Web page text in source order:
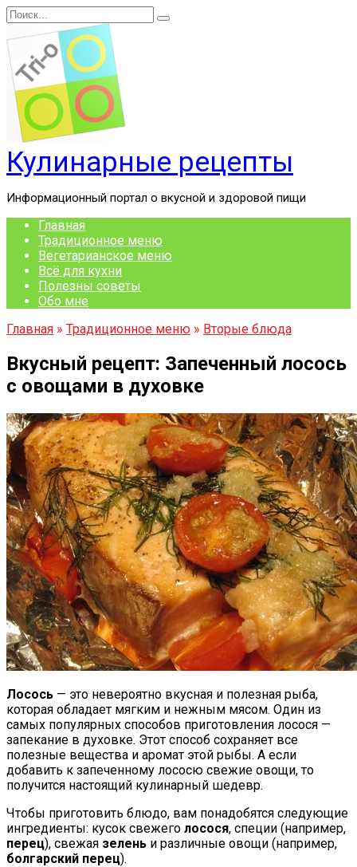
Перейти
к
содержанию
Search
for:
Кулинарные рецепты
Информационный портал о вкусной и здоровой пищи
Главная
Традиционное меню
Вегетарианское меню
Всё для кухни
Полезны советы
Обо мне
Главная » Традиционное меню » Вторые блюда
Вкусный рецепт: Запеченный лосось
с овощами в духовке
Лосось — это невероятно вкусная и полезная рыба,
которая обладает мягким и нежным мясом. Один из
самых популярных способов приготовления лосося —
запекание в духовке. Этот способ сохраняет все
полезные вещества и аромат этой рыбы. А если
добавить к запеченному лососю свежие овощи, то
получится настоящий кулинарный шедевр.
Чтобы приготовить блюдо, вам понадобятся следующие
ингредиенты: кусок свежего лосося, специи (например,
перец), свежая зелень и различные овощи (например,
болгарский перец).